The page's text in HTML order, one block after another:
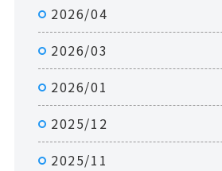
2026/04
2026/03
2026/01
2025/12
2025/11